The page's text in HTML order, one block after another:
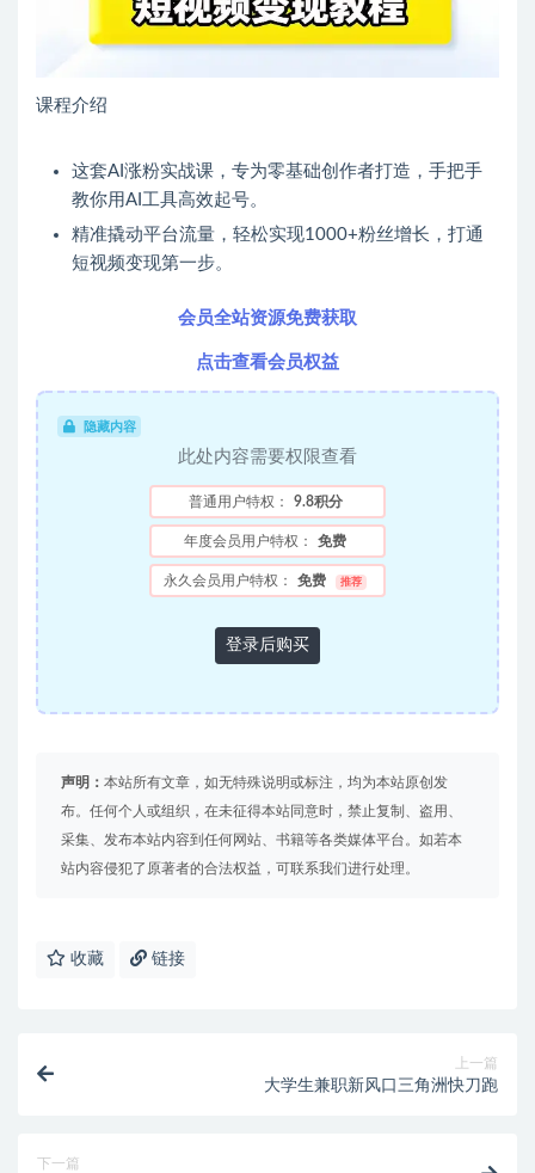
课程介绍
这套AI涨粉实战课，专为零基础创作者打造，手把手
教你用AI工具高效起号。
精准撬动平台流量，轻松实现1000+粉丝增长，打通
短视频变现第一步。
会员全站资源免费获取
点击查看会员权益
隐藏内容
此处内容需要权限查看
普通用户特权： 9.8积分
年度会员用户特权： 免费
永久会员用户特权： 免费 推荐
登录后购买
声明： 本站所有文章，如无特殊说明或标注，均为本站原创发
布。任何个人或组织，在未征得本站同意时，禁止复制、盗用、
采集、发布本站内容到任何网站、书籍等各类媒体平台。如若本
站内容侵犯了原著者的合法权益，可联系我们进行处理。
收藏 链接
上一篇
大学生兼职新风口三角洲快刀跑
下一篇